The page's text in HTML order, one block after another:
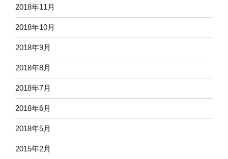
2018年11月
2018年10月
2018年9月
2018年8月
2018年7月
2018年6月
2018年5月
2015年2月